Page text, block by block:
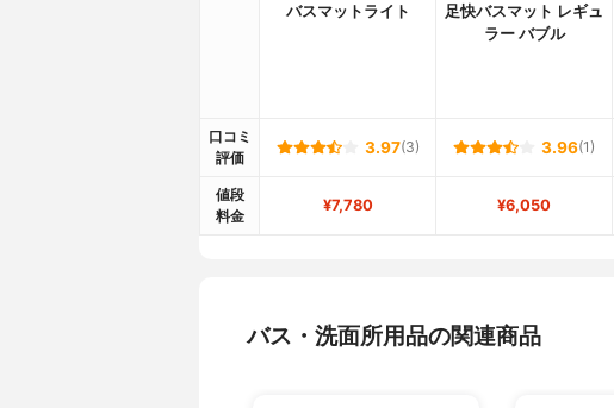
バスマットライト
足快バスマット レギュ
ラー バブル
口コミ
評価
3.97(3) 3.96(1)
値段
料金
¥7,780 ¥6,050
バス・洗面所用品の関連商品